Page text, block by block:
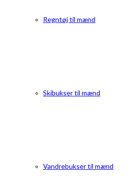
Regntøj til mænd
Skibukser til mænd
Vandrebukser til mænd